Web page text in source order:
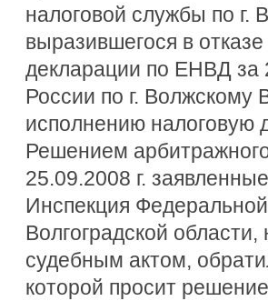
налоговой службы по г.
выразившегося в
декларации по ЕНВД за
России по г. Волжскому
исполнению налоговую
Решением
25.09.2008 г.
Инспекция
Волгоградской
судебным актом,
которой просит